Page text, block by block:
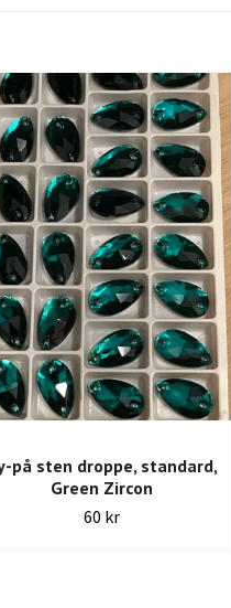
på sten droppe, standard,
Green Zircon
60 kr